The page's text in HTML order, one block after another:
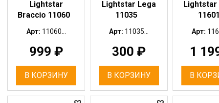
Lightstar
Braccio 11060
Арт: 11060...
999 ₽
В КОРЗИНУ
Lightstar Lega
11035
Арт: 11035...
300 ₽
В КОРЗИНУ
Lightstar
Арт:
1
В